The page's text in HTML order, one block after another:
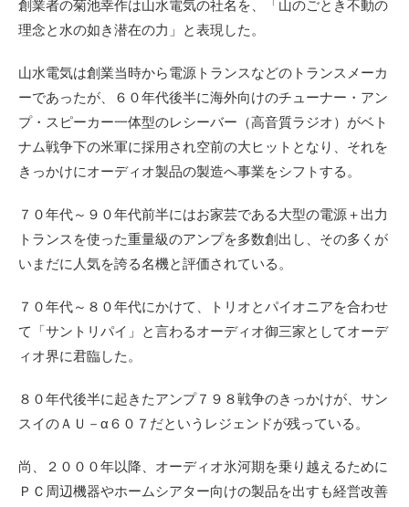
創業者の菊池幸作は山水電気の社名を、「山のごとき不動の
理念と水の如き潜在の力」と表現した。
山水電気は創業当時から電源トランスなどのトランスメーカ
ーであったが、６０年代後半に海外向けのチューナー・アン
プ・スピーカー一体型のレシーバー（高音質ラジオ）がベト
ナム戦争下の米軍に採用され空前の大ヒットとなり、それを
きっかけにオーディオ製品の製造へ事業をシフトする。
７０年代～９０年代前半にはお家芸である大型の電源＋出力
トランスを使った重量級のアンプを多数創出し、その多くが
いまだに人気を誇る名機と評価されている。
７０年代～８０年代にかけて、トリオとパイオニアを合わせ
て「サントリパイ」と言わるオーディオ御三家としてオーデ
ィオ界に君臨した。
８０年代後半に起きたアンプ７９８戦争のきっかけが、サン
スイのＡＵ－α６０７だというレジェンドが残っている。
尚、２０００年以降、オーディオ氷河期を乗り越えるために
ＰＣ周辺機器やホームシアター向けの製品を出すも経営改善